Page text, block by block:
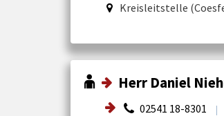
Kreisleitstelle
Herr Daniel
02541 18-8301 |